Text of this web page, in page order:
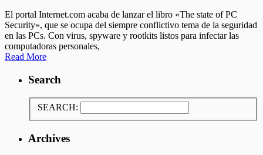
El portal Internet.com acaba de lanzar el libro «The state of PC
Security», que se ocupa del siempre conflictivo tema de la seguridad
en las PCs. Con virus, spyware y rootkits listos para infectar las
computadoras personales,
Read More
Search
SEARCH:
Archives